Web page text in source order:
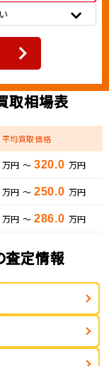
取相場表
平均買取価格
万円 ～ 320.0 万円
万円 ～ 250.0 万円
万円 ～ 286.0 万円
査定情報